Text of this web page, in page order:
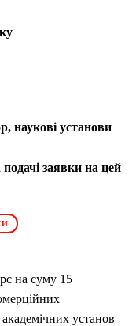
наукові установи
заявки на цей
на суму 15
академічних установ